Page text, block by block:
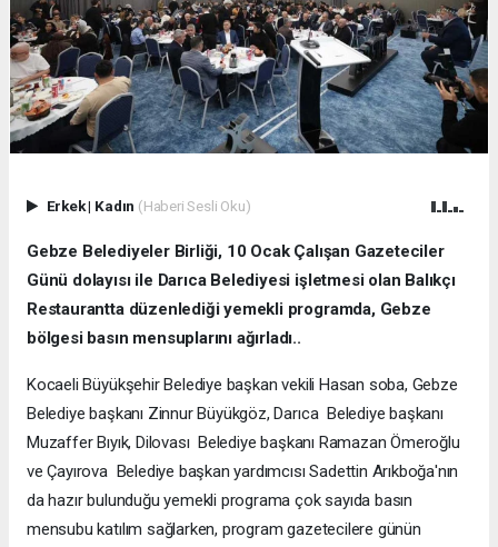
Erkek| Kadın (Haberi Sesli Oku)
Gebze Belediyeler Birliği, 10 Ocak Çalışan Gazeteciler
Günü dolayısı ile Darıca Belediyesi işletmesi olan Balıkçı
Restaurantta düzenlediği yemekli programda, Gebze
bölgesi basın mensuplarını ağırladı..
Kocaeli Büyükşehir Belediye başkan vekili Hasan soba, Gebze
Belediye başkanı Zinnur Büyükgöz, Darıca Belediye başkanı
Muzaffer Bıyık, Dilovası Belediye başkanı Ramazan Ömeroğlu
ve Çayırova Belediye başkan yardımcısı Sadettin Arıkboğa'nın
da hazır bulunduğu yemekli programa çok sayıda basın
mensubu katılım sağlarken, program gazetecilere günün